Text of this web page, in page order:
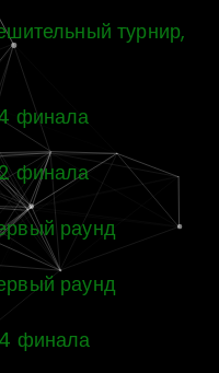
турнир,
финала
финала
раунд
раунд
финала